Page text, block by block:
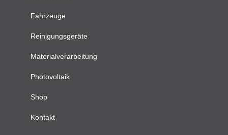
Fahrzeuge
Reinigungsgeräte
Materialverarbeitung
Photovoltaik
Shop
Kontakt